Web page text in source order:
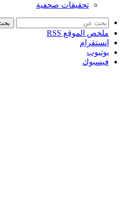
تحقيقات صحفية
ملخص الموقع RSS
انستقرام
يوتيوب
فيسبوك